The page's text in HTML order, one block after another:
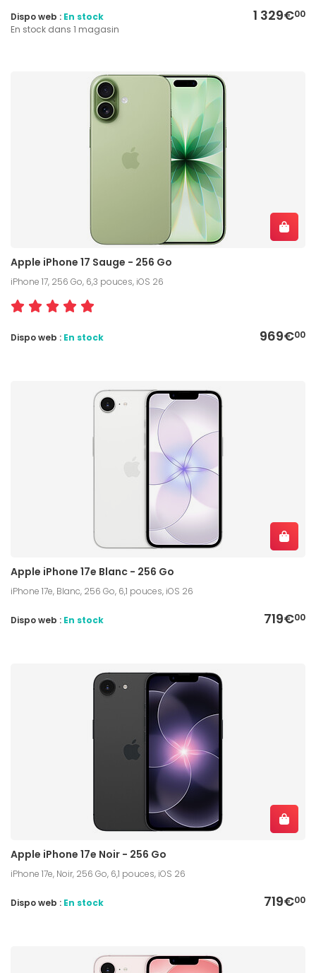
1 329€00
Dispo web : En stock
En stock dans 1 magasin
Apple iPhone 17 Sauge - 256 Go
iPhone 17, 256 Go, 6,3 pouces, iOS 26
969€00
Dispo web : En stock
Apple iPhone 17e Blanc - 256 Go
iPhone 17e, Blanc, 256 Go, 6,1 pouces, iOS 26
719€00
Dispo web : En stock
Apple iPhone 17e Noir - 256 Go
iPhone 17e, Noir, 256 Go, 6,1 pouces, iOS 26
719€00
Dispo web : En stock